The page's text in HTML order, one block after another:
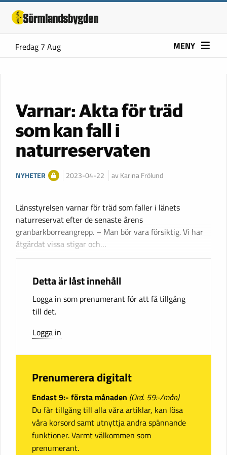
Fredag 7 Aug MENY
Varnar: Akta för träd
som kan fall i
naturreservaten
NYHETER 2023-04-22 av Karina Frölund
Länsstyrelsen varnar för träd som faller i länets
naturreservat efter de senaste årens
granbarkborreangrepp. – Man bör vara försiktig. Vi har
åtgärdat vissa stigar och…
Detta är låst innehåll
Logga in som prenumerant för att få tillgång
till det.
Logga in
Prenumerera digitalt
Endast 9:- första månaden (Ord. 59:-/mån)
Du får tillgång till alla våra artiklar, kan lösa
våra korsord samt utnyttja andra spännande
funktioner. Varmt välkommen som
prenumerant.